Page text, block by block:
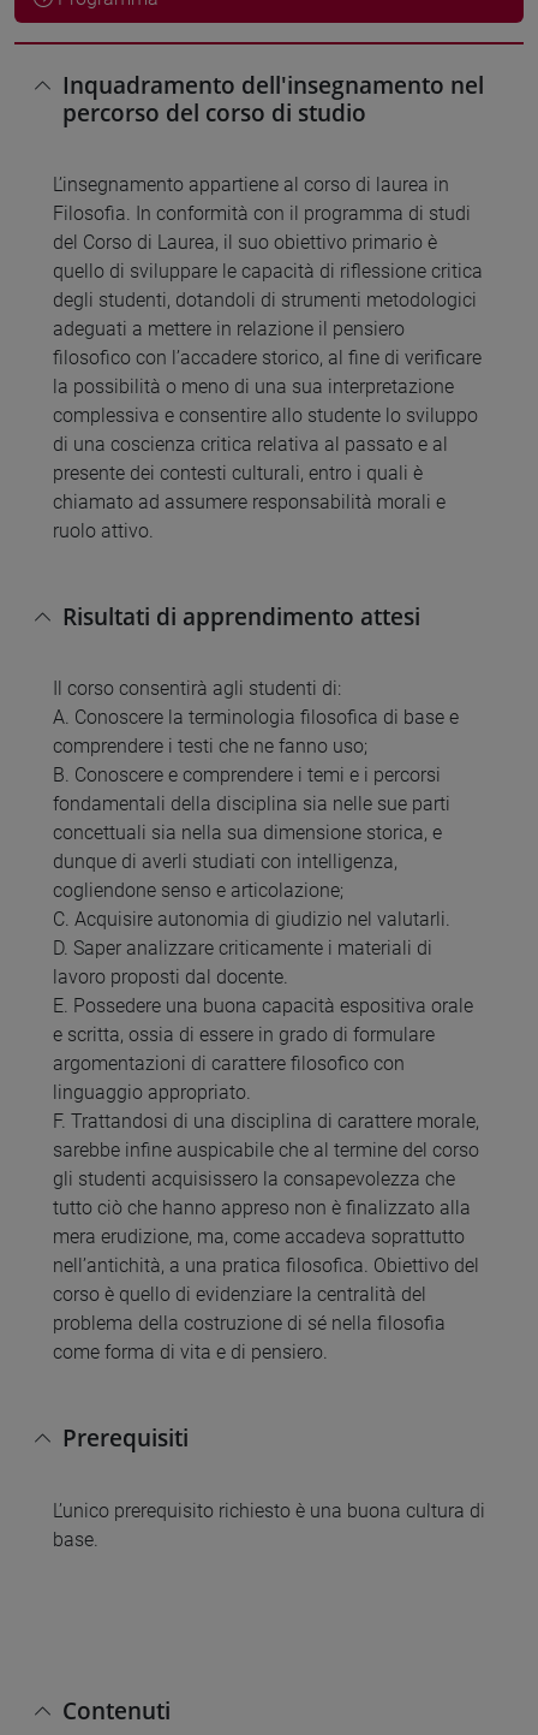
Inquadramento dell'insegnamento nel
percorso del corso di studio
L’insegnamento appartiene al corso di laurea in
Filosofia. In conformità con il programma di studi
del Corso di Laurea, il suo obiettivo primario è
quello di sviluppare le capacità di riflessione critica
degli studenti, dotandoli di strumenti metodologici
adeguati a mettere in relazione il pensiero
filosofico con l’accadere storico, al fine di verificare
la possibilità o meno di una sua interpretazione
complessiva e consentire allo studente lo sviluppo
di una coscienza critica relativa al passato e al
presente dei contesti culturali, entro i quali è
chiamato ad assumere responsabilità morali e
ruolo attivo.
Risultati di apprendimento attesi
Il corso consentirà agli studenti di:
A. Conoscere la terminologia filosofica di base e
comprendere i testi che ne fanno uso;
B. Conoscere e comprendere i temi e i percorsi
fondamentali della disciplina sia nelle sue parti
concettuali sia nella sua dimensione storica, e
dunque di averli studiati con intelligenza,
cogliendone senso e articolazione;
C. Acquisire autonomia di giudizio nel valutarli.
D. Saper analizzare criticamente i materiali di
lavoro proposti dal docente.
E. Possedere una buona capacità espositiva orale
e scritta, ossia di essere in grado di formulare
argomentazioni di carattere filosofico con
linguaggio appropriato.
F. Trattandosi di una disciplina di carattere morale,
sarebbe infine auspicabile che al termine del corso
gli studenti acquisissero la consapevolezza che
tutto ciò che hanno appreso non è finalizzato alla
mera erudizione, ma, come accadeva soprattutto
nell’antichità, a una pratica filosofica. Obiettivo del
corso è quello di evidenziare la centralità del
problema della costruzione di sé nella filosofia
come forma di vita e di pensiero.
Prerequisiti
L’unico prerequisito richiesto è una buona cultura di
base.
Contenuti